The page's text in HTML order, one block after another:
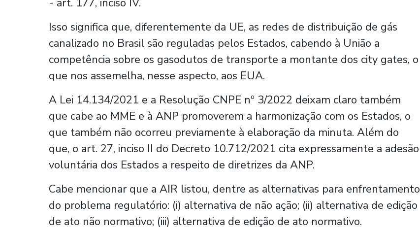
- art. 177, inciso IV.
Isso significa que, diferentemente da UE, as redes de distribuição de gás
canalizado no Brasil são reguladas pelos Estados, cabendo à União a
competência sobre os gasodutos de transporte a montante dos city gates, o
que nos assemelha, nesse aspecto, aos EUA.
A Lei 14.134/2021 e a Resolução CNPE nº 3/2022 deixam claro também
que cabe ao MME e à ANP promoverem a harmonização com os Estados, o
que também não ocorreu previamente à elaboração da minuta. Além do
que, o art. 27, inciso II do Decreto 10.712/2021 cita expressamente a adesão
voluntária dos Estados a respeito de diretrizes da ANP.
Cabe mencionar que a AIR listou, dentre as alternativas para enfrentamento
do problema regulatório: (i) alternativa de não ação; (ii) alternativa de edição
de ato não normativo; (iii) alternativa de edição de ato normativo.